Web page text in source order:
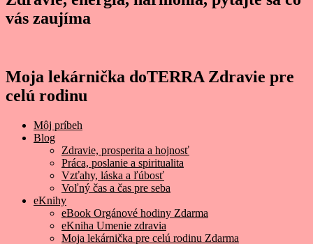
vás zaujíma
Moja lekárnička doTERRA Zdravie pre
celú rodinu
Môj príbeh
Blog
Zdravie, prosperita a hojnosť
Práca, poslanie a spiritualita
Vzťahy, láska a ľúbosť
Voľný čas a čas pre seba
eKnihy
eBook Orgánové hodiny Zdarma
eKniha Umenie zdravia
Moja lekárnička pre celú rodinu Zdarma